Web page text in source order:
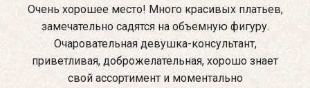
Очень хорошее место! Много красивых платьев,
замечательно садятся на объемную фигуру.
Очаровательная девушка-консультант,
приветливая, доброжелательная, хорошо знает
свой ассортимент и моментально